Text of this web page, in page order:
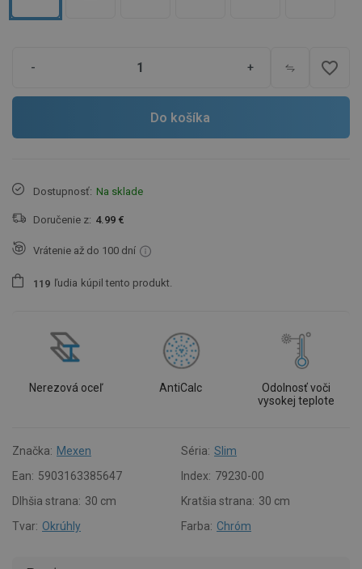
- + favorite_border
Do košíka
Dostupnosť: Na sklade
Doručenie z: 4.99 €
Vrátenie až do 100 dní
1 1 9 ľudia kúpil tento produkt.
Nerezová oceľ AntiCalc
Odolnosť voči
vysokej teplote
Značka: Mexen Séria: Slim
Ean: 5903163385647 Index: 79230-00
Dlhšia strana: 30 cm Kratšia strana: 30 cm
Tvar: Okrúhly Farba: Chróm